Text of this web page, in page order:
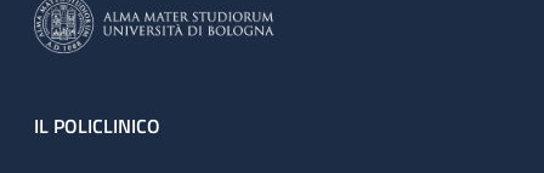
Footer
IL POLICLINICO